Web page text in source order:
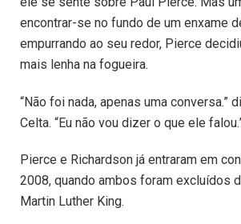
encontrar-se no fundo de um enxame
empurrando ao seu redor, Pierce
mais lenha na fogueira.
“Não foi nada, apenas uma conversa.”
Celta. “Eu não vou dizer o que ele
Pierce e Richardson já entraram em
2008, quando ambos foram excluídos
Martin Luther King.